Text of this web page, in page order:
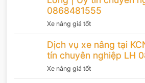
0868481555
Xe nâng giá tốt
Dịch vụ xe nâng tại
tín chuyên nghiệp LH
Xe nâng giá tốt